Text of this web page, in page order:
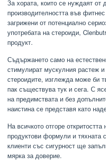
За хората, които се нуждаят от
производителността във
загрижени от потенциално
употребата на стероиди,
продукт.
Съдържането само на
стимулират мускулния растеж
стероидите, изглежда може би
пак съществува тук и сега. С
на предимствата и без
наистина се представя като
На всичкото отгоре
продуктови формули и
клиенти със сигурност ще
мярка за доверие.